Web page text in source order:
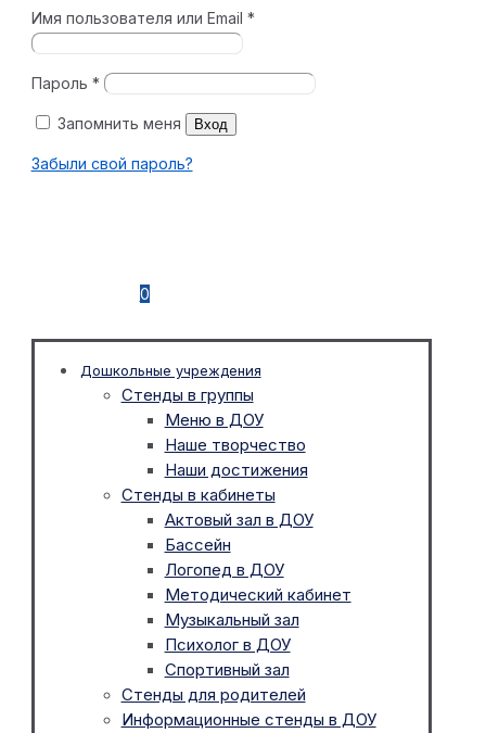
Имя пользователя или Email *
Пароль *
Запомнить меня Вход
Забыли свой пароль?
0
Дошкольные учреждения
Стенды в группы
Меню в ДОУ
Наше творчество
Наши достижения
Стенды в кабинеты
Актовый зал в ДОУ
Бассейн
Логопед в ДОУ
Методический кабинет
Музыкальный зал
Психолог в ДОУ
Спортивный зал
Стенды для родителей
Информационные стенды в ДОУ